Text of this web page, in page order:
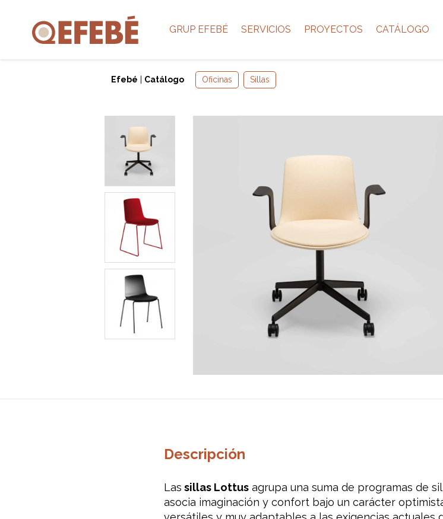
GRUP EFEBÉ SERVICIOS PROYECTOS CATÁLOGO
Efebé Catálogo Oficinas Sillas
Descripción
Las sillas Lottusagrupa una suma de programas de
asocia imaginación y confort bajo un carácter